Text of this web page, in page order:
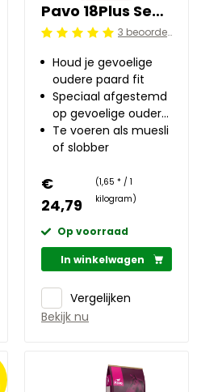
Pavo 18Plus Sensitive 15 kg
Beoordeling: 5/5 3 beoordelingen
Houd je gevoelige
oudere paard fit
Speciaal afgestemd
op gevoelige oudere
paarden
Te voeren als muesli
of slobber
€
24,79
(1,65 * / 1
kilogram)
Op voorraad
In winkelwagen
Vergelijken
Bekijk nu